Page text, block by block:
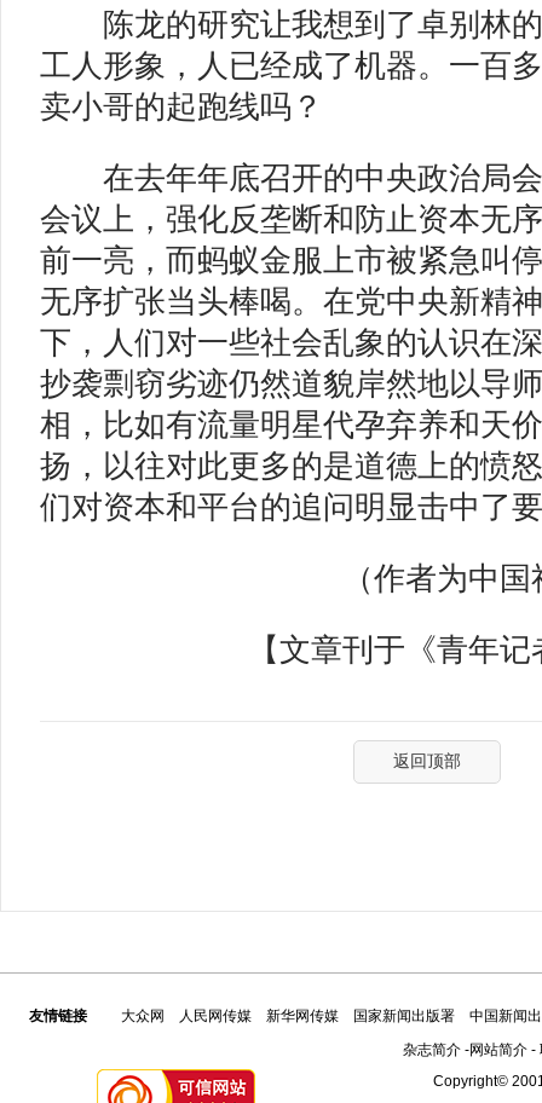
陈龙的研究让我想到了卓别林的
工人形象，人已经成了机器。一百
卖小哥的起跑线吗？
在去年年底召开的中央政治局会
会议上，强化反垄断和防止资本无
前一亮，而蚂蚁金服上市被紧急叫
无序扩张当头棒喝。在党中央新精
下，人们对一些社会乱象的认识在
抄袭剽窃劣迹仍然道貌岸然地以导
相，比如有流量明星代孕弃养和天
扬，以往对此更多的是道德上的愤
们对资本和平台的追问明显击中了
（作者为中国
【文章刊于《青年记
返回顶部
友情链接 大众网 人民网传媒 新华网传媒 国家新闻出版署
中国新闻
杂志简介-网站简介-
Copyright©